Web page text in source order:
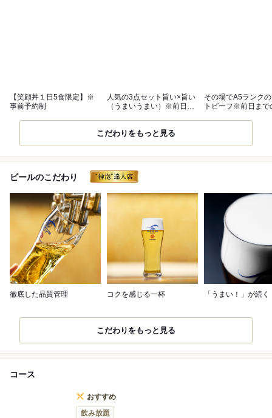
【笑顔丼１日5食限定】※
事前予約制
人気の3点セット旨い×旨い
（うまいうまい）※前日ま
その場でA5ランク
トビーフ※前日まで
こだわりをもっと見る
ビールのこだわり
徹底した品質管理 コクを感じる一杯 「うまい！」が続く
こだわりをもっと見る
コース
おすすめ
飲み放題